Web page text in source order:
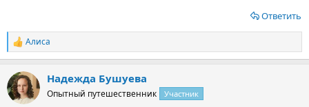
Ответить
Р
е
к
ц
и
Алиса
Надежда Бушуева
Опытный путешественник Участник